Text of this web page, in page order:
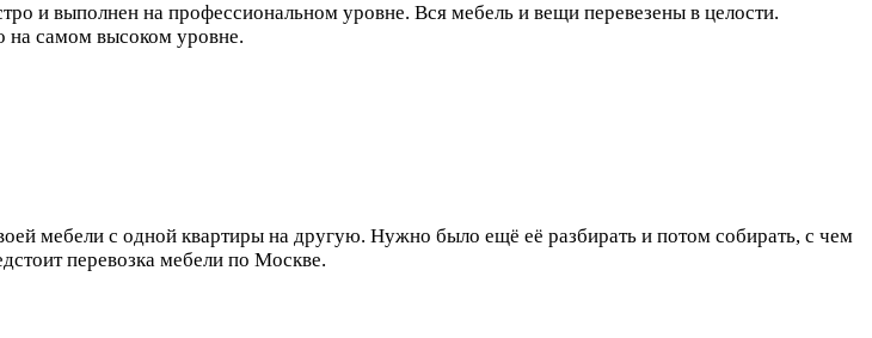
и выполнен на профессиональном уровне. Вся мебель и вещи перевезены в целости.
на самом высоком уровне.
мебели с одной квартиры на другую. Нужно было ещё её разбирать и потом собирать, с чем
перевозка мебели по Москве.